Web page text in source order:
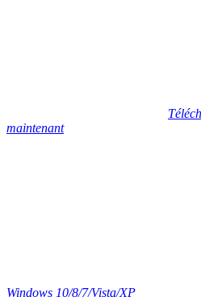
maintenant
Windows 10/8/7/Vista/XP